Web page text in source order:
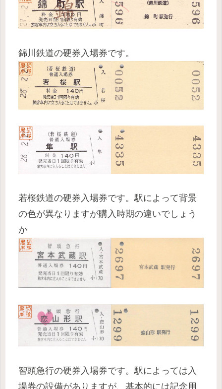
錦川鉄道の硬券入場券です。
若桜鉄道の硬券入場券です。駅によって背景
の色が異なりますが購入時期の違いでしょう
か
智頭急行の硬券入場券です。駅によっては入
場券の設備がありますが、基本的には記念用